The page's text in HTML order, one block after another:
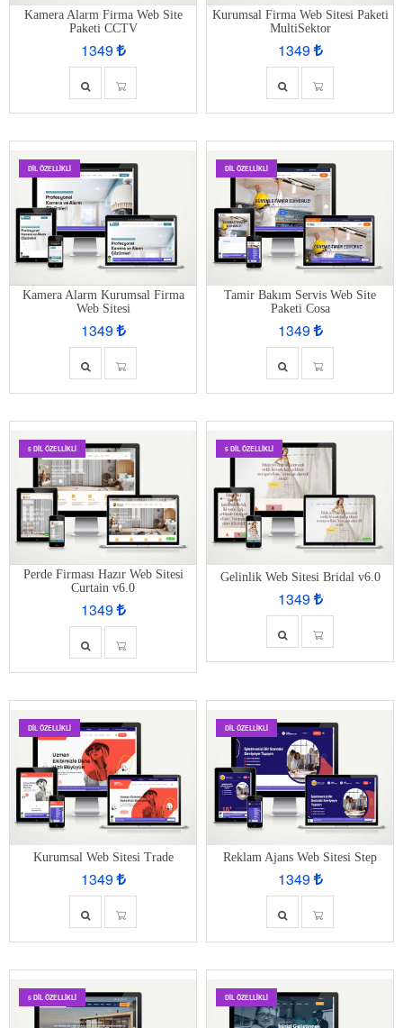
Kamera Alarm Firma Web Site
Paketi CCTV
1349
Kurumsal Firma Web Sitesi Paketi
MultiSektor
1349
DIL ÖZELLIKLI
Kamera Alarm Kurumsal Firma
Web Sitesi
1349
DIL ÖZELLIKLI
Tamir Bakım Servis Web Site
Paketi Cosa
1349
5 DIL ÖZELLIKLI
Perde Firması Hazır Web Sitesi
Curtain v6.0
1349
5 DIL ÖZELLIKLI
Gelinlik Web Sitesi Bridal v6.0
1349
DIL ÖZELLIKLI
Kurumsal Web Sitesi Trade
1349
DIL ÖZELLIKLI
Reklam Ajans Web Sitesi Step
1349
5 DIL ÖZELLIKLI DIL ÖZELLIKLI